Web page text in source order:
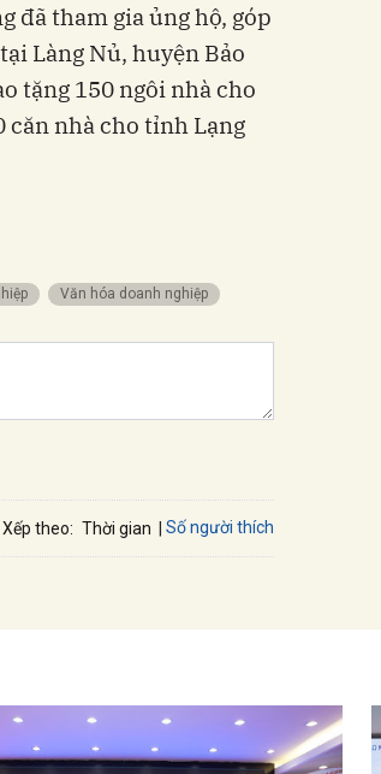
đã tham gia ủng hộ, góp
Làng Nủ, huyện Bảo
tặng 150 ngôi nhà cho
căn nhà cho tỉnh Lạng
Văn hóa doanh nghiệp
Xếp theo: Thời gian Số người thích